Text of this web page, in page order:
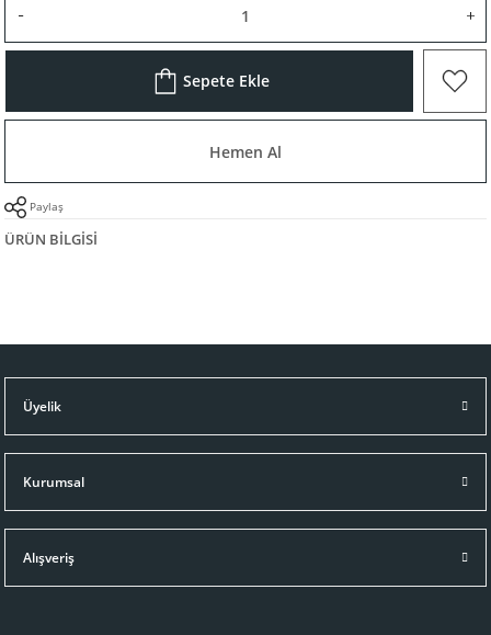
Sepete Ekle
Hemen Al
Paylaş
ÜRÜN BILGISI
Üyelik
Kurumsal
Alışveriş